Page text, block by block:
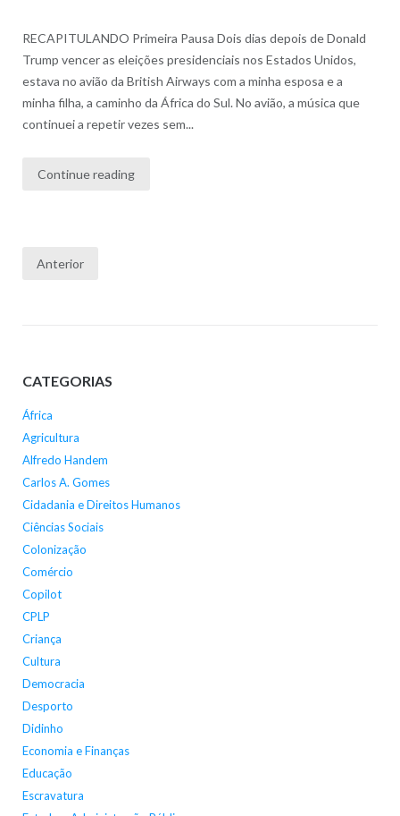
RECAPITULANDO Primeira Pausa Dois dias depois de Donald
Trump vencer as eleições presidenciais nos Estados Unidos,
estava no avião da British Airways com a minha esposa e a
minha filha, a caminho da África do Sul. No avião, a música que
continuei a repetir vezes sem...
Continue reading
Paginação
Anterior
CATEGORIAS
África
Agricultura
Alfredo Handem
Carlos A. Gomes
Cidadania e Direitos Humanos
Ciências Sociais
Colonização
Comércio
Copilot
CPLP
Criança
Cultura
Democracia
Desporto
Didinho
Economia e Finanças
Educação
Escravatura